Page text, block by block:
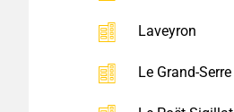
Laveyron
Le Grand-Serre